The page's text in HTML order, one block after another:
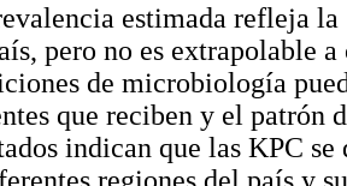
estimada refleja
pero no es extrapolable
de microbiología
que reciben y el patrón
indican que las KPC